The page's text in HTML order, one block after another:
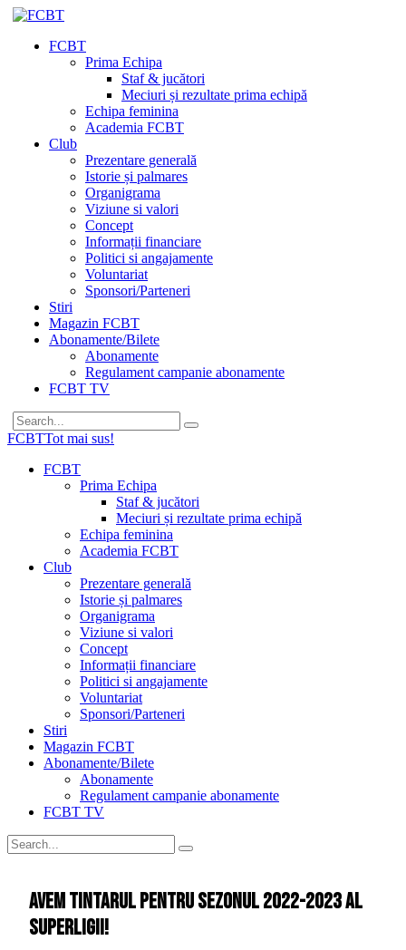
FCBT
Prima Echipa
Staf & jucători
Meciuri și rezultate prima echipă
Echipa feminina
Academia FCBT
Club
Prezentare generală
Istorie și palmares
Organigrama
Viziune si valori
Concept
Informații financiare
Politici si angajamente
Voluntariat
Sponsori/Parteneri
Stiri
Magazin FCBT
Abonamente/Bilete
Abonamente
Regulament campanie abonamente
FCBT TV
FCBTTot mai sus!
FCBT
Prima Echipa
Staf & jucători
Meciuri și rezultate prima echipă
Echipa feminina
Academia FCBT
Club
Prezentare generală
Istorie și palmares
Organigrama
Viziune si valori
Concept
Informații financiare
Politici si angajamente
Voluntariat
Sponsori/Parteneri
Stiri
Magazin FCBT
Abonamente/Bilete
Abonamente
Regulament campanie abonamente
FCBT TV
Avem tintarul pentru sezonul 2022-2023 al
SuperLigii!